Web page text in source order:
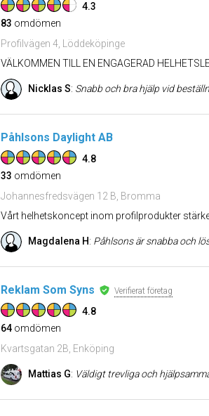
4.3
83 omdömen
Profilvägen 4, Löddeköpinge
VÄLKOMMEN TILL EN ENGAGERAD
Nicklas S: Snabb och bra hjälp vid
Påhlsons Daylight AB
4.8
33 omdömen
Johannesfredsvägen 12 B, Bromma
Vårt helhetskoncept inom profilprodukter
Magdalena H: Påhlsons är snabba och
Reklam Som Syns Verifierat företag
4.8
64 omdömen
Kvartsgatan 2B, Enköping
Mattias G: Väldigt trevliga och